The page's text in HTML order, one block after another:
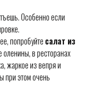
Особенно если
попробуйте салат из
оленины, в ресторанах
жаркое из вепря и
этом очень